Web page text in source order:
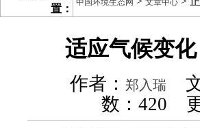
置：
中国环境生态网 文章中心
适应气候变
作者： 郑入瑞 文
数： 420 更